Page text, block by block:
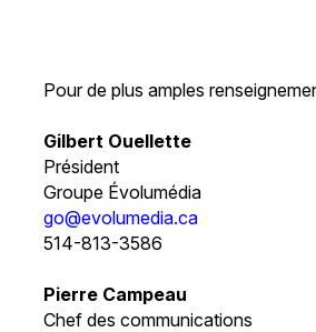
Pour de plus amples
Gilbert Ouellette
Président
Groupe Évolumédia
go@evolumedia.ca
514-813-3586
Pierre Campeau
Chef des communications